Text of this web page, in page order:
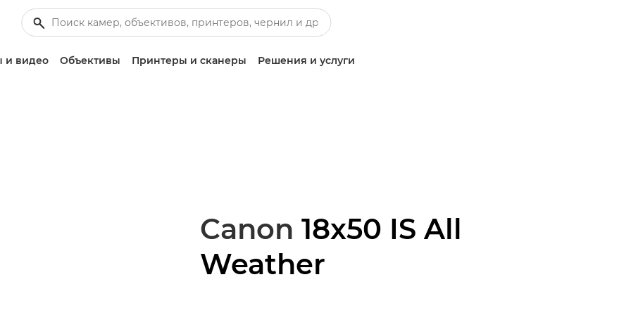
и видео Объективы Принтеры и сканеры Решения и услуги
Canon 18x50 IS All
Weather